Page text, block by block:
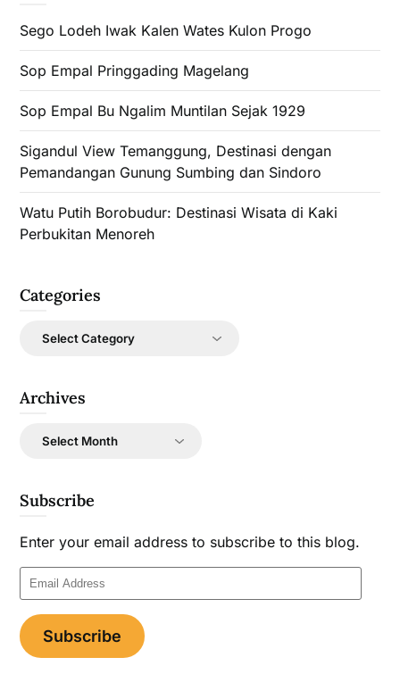
Sego Lodeh Iwak Kalen Wates Kulon Progo
Sop Empal Pringgading Magelang
Sop Empal Bu Ngalim Muntilan Sejak 1929
Sigandul View Temanggung, Destinasi dengan
Pemandangan Gunung Sumbing dan Sindoro
Watu Putih Borobudur: Destinasi Wisata di Kaki
Perbukitan Menoreh
Categories
Categories
Archives
Archives
Subscribe
Enter your email address to subscribe to this blog.
Email
Address
Subscribe